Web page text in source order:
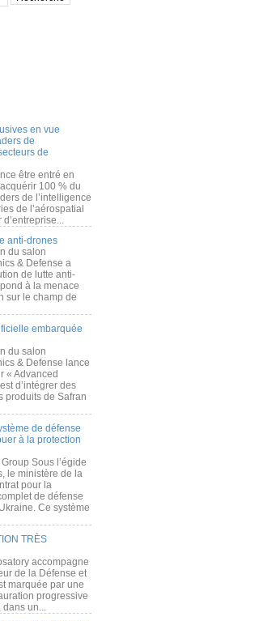
en vue
de
de
être entré en
100 % du
de l’intelligence
de l’aérospatial
anti-drones
du salon
& Defense a
de lutte anti-
à la menace
sur le champ de
embarquée
du salon
& Defense lance
« Advanced
d’intégrer des
produits de Safran
de défense
à la protection
Sous l’égide
le ministère de la
pour la
de défense
Ce système
TRÈS
accompagne
de la Défense et
marquée par une
progressive
dans un...